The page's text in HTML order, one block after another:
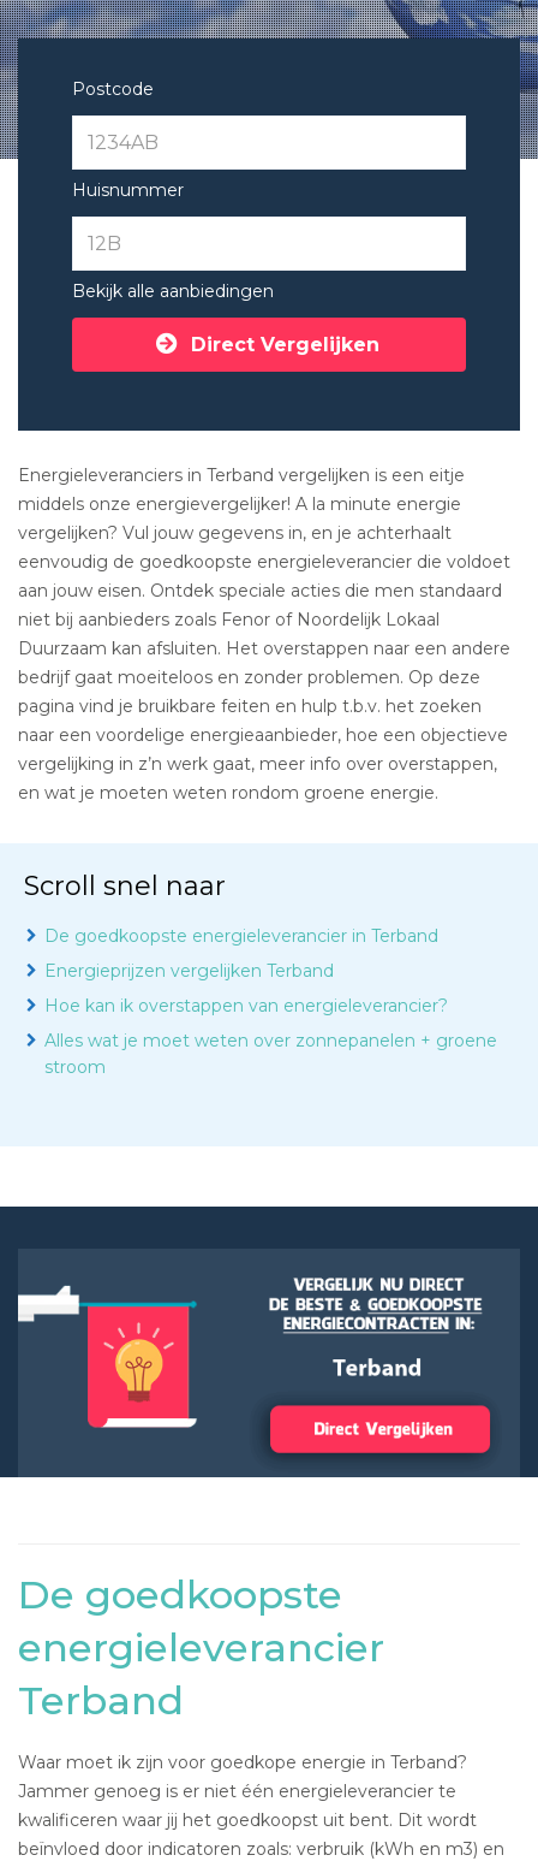
Postcode
Huisnummer
Bekijk alle aanbiedingen
Direct Vergelijken
Energieleveranciers in Terband vergelijken is een eitje
middels onze energievergelijker! A la minute energie
vergelijken? Vul jouw gegevens in, en je achterhaalt
eenvoudig de goedkoopste energieleverancier die voldoet
aan jouw eisen. Ontdek speciale acties die men standaard
niet bij aanbieders zoals Fenor of Noordelijk Lokaal
Duurzaam kan afsluiten. Het overstappen naar een andere
bedrijf gaat moeiteloos en zonder problemen. Op deze
pagina vind je bruikbare feiten en hulp t.b.v. het zoeken
naar een voordelige energieaanbieder, hoe een objectieve
vergelijking in z’n werk gaat, meer info over overstappen,
en wat je moeten weten rondom groene energie.
Scroll snel naar
De goedkoopste energieleverancier in Terband
Energieprijzen vergelijken Terband
Hoe kan ik overstappen van energieleverancier?
Alles wat je moet weten over zonnepanelen + groene
stroom
De goedkoopste
energieleverancier
Terband
Waar moet ik zijn voor goedkope energie in Terband?
Jammer genoeg is er niet één energieleverancier te
kwalificeren waar jij het goedkoopst uit bent. Dit wordt
beïnvloed door indicatoren zoals: verbruik (kWh en m3) en